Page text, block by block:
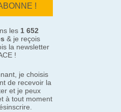
les 1 652
& je reçois
la newsletter
!
je choisis
de recevoir la
et je peux
à tout moment